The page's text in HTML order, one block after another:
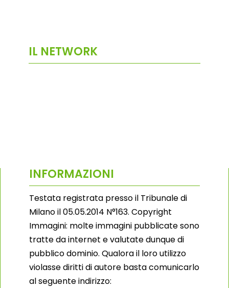
IL NETWORK
INFORMAZIONI
Testata registrata presso il Tribunale di
Milano il 05.05.2014 N°163. Copyright
Immagini: molte immagini pubblicate sono
tratte da internet e valutate dunque di
pubblico dominio. Qualora il loro utilizzo
violasse diritti di autore basta comunicarlo
al seguente indirizzo: